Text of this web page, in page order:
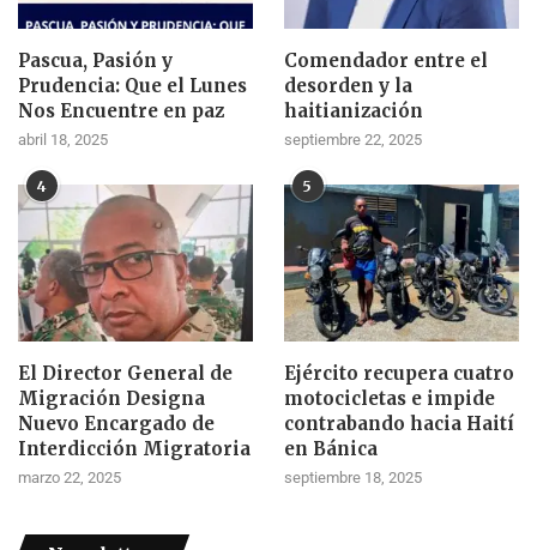
Pascua, Pasión y
Prudencia: Que el Lunes
Nos Encuentre en paz
abril 18, 2025
Comendador entre el
desorden y la
haitianización
septiembre 22, 2025
4
El Director General de
Migración Designa
Nuevo Encargado de
Interdicción Migratoria
marzo 22, 2025
5
Ejército recupera cuatro
motocicletas e impide
contrabando hacia Haití
en Bánica
septiembre 18, 2025